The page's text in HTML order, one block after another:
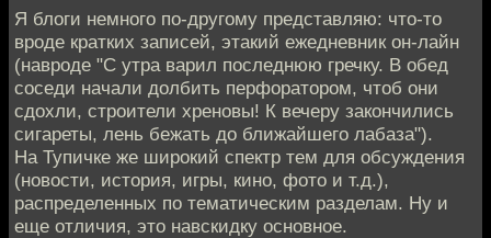
Я блоги немного по-другому представляю: что-то
вроде кратких записей, этакий ежедневник он-лайн
(навроде "С утра варил последнюю гречку. В обед
соседи начали долбить перфоратором, чтоб они
сдохли, строители хреновы! К вечеру закончились
сигареты, лень бежать до ближайшего лабаза").
На Тупичке же широкий спектр тем для обсуждения
(новости, история, игры, кино, фото и т.д.),
распределенных по тематическим разделам. Ну и
еще отличия, это навскидку основное.